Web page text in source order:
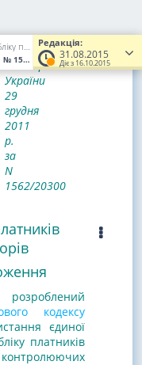
Редакція:
31.08.2015
Діє з 16.10.2015
Про затвердження Порядку обліку платників податків і зборів
№ 1588 (Увага! Попередня
в
Міністерстві
юстиції
України
29
грудня
2011
р.
за
N
1562/20300
кодексу
єдиної
платників